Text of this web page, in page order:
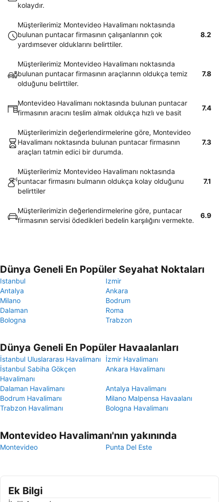
kolaydır.
Müşterilerimiz Montevideo Havalimanı noktasında
bulunan puntacar firmasının çalışanlarının çok
yardımsever olduklarını belirttiler.
8.2
Müşterilerimiz Montevideo Havalimanı noktasında
bulunan puntacar firmasının araçlarının oldukça temiz
olduğunu belirttiler.
7.8
Montevideo Havalimanı noktasında bulunan puntacar
firmasının aracını teslim almak oldukça hızlı ve basit
7.4
Müşterilerimizin değerlendirmelerine göre, Montevideo
Havalimanı noktasında bulunan puntacar firmasının
araçları tatmin edici bir durumda.
7.3
Müşterilerimiz Montevideo Havalimanı noktasında
puntacar firmasını bulmanın oldukça kolay olduğunu
belirttiler
7.1
Müşterilerimizin değerlendirmelerine göre, puntacar
firmasının servisi ödedikleri bedelin karşılığını vermekte.
6.9
Dünya Geneli En Popüler Seyahat Noktaları
Istanbul
Izmir
Antalya
Ankara
Milano
Bodrum
Dalaman
Roma
Bologna
Trabzon
Dünya Geneli En Popüler Havaalanları
İstanbul Uluslararası Havalimanı
İzmir Havalimanı
İstanbul Sabiha Gökçen
Havalimanı
Ankara Havalimanı
Dalaman Havalimanı
Antalya Havalimanı
Bodrum Havalimanı
Milano Malpensa Havaalanı
Trabzon Havalimanı
Bologna Havalimanı
Montevideo Havalimanı'nın yakınında
Montevideo Punta Del Este
Ek Bilgi